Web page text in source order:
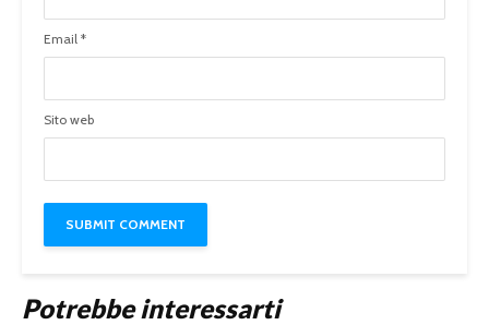
Email *
Sito web
Potrebbe interessarti